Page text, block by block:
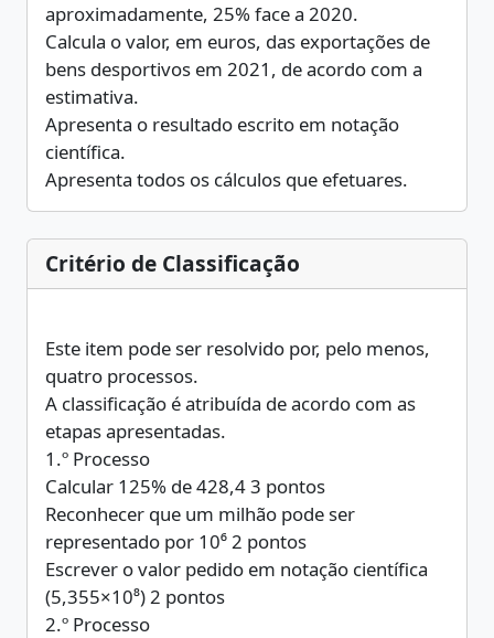
aproximadamente, 25% face a 2020.
Calcula o valor, em euros, das exportações de
bens desportivos em 2021, de acordo com a
estimativa.
Apresenta o resultado escrito em notação
científica.
Apresenta todos os cálculos que efetuares.
Critério de Classificação
Este item pode ser resolvido por, pelo menos,
quatro processos.
A classificação é atribuída de acordo com as
etapas apresentadas.
1.º Processo
Calcular 125% de 428,4 3 pontos
Reconhecer que um milhão pode ser
representado por 10⁶ 2 pontos
Escrever o valor pedido em notação científica
(5,355×10⁸) 2 pontos
2.º Processo